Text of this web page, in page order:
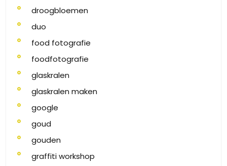
droogbloemen
duo
food fotografie
foodfotografie
glaskralen
glaskralen maken
google
goud
gouden
graffiti workshop